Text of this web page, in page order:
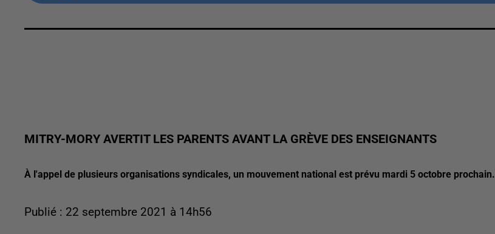
MITRY-MORY AVERTIT LES PARENTS AVANT LA GRÈVE DES ENSEIGNANTS
À l'appel de plusieurs organisations syndicales, un mouvement national est prévu mardi 5 octobre prochain.
Publié : 22 septembre 2021 à 14h56